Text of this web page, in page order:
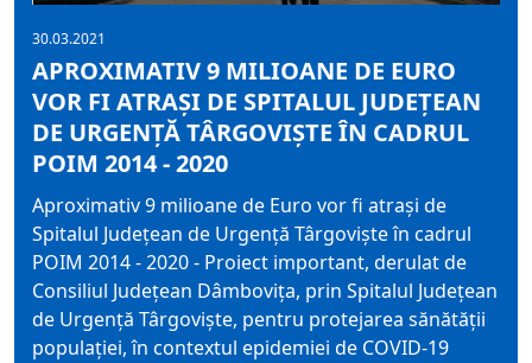
30.03.2021
APROXIMATIV 9 MILIOANE DE EURO
VOR FI ATRAȘI DE SPITALUL JUDEȚEAN
DE URGENȚĂ TÂRGOVIȘTE ÎN CADRUL
POIM 2014 - 2020
Aproximativ 9 milioane de Euro vor fi atrași de
Spitalul Județean de Urgență Târgoviște în cadrul
POIM 2014 - 2020 - Proiect important, derulat de
Consiliul Județean Dâmbovița, prin Spitalul Județean
de Urgență Târgoviște, pentru protejarea sănătății
populației, în contextul epidemiei de COVID-19